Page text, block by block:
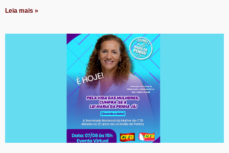
Leia mais »